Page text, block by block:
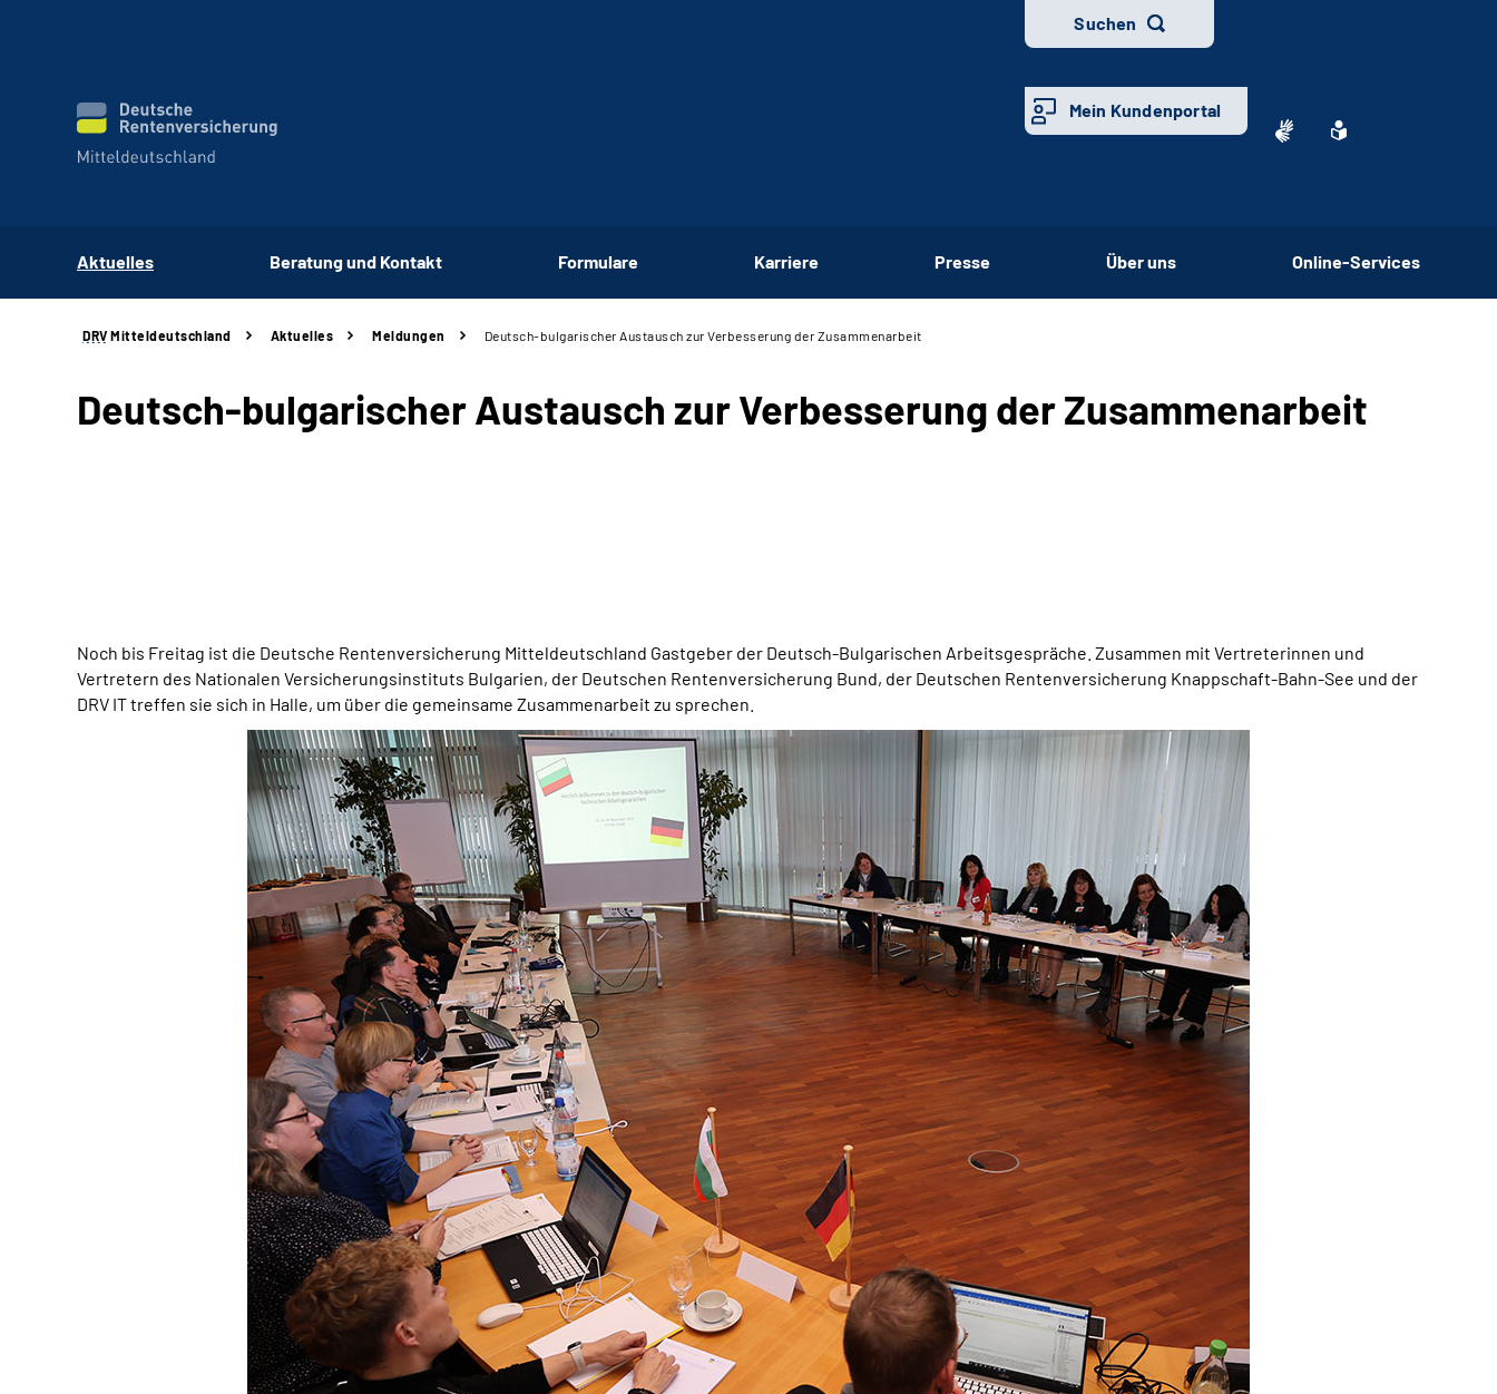
Suchen
Mein Kundenportal
Aktuelles Beratung und Kontakt Formulare Karriere Presse Über uns Online-Services
DRV Mitteldeutschland Aktuelles Meldungen Deutsch-bulgarischer Austausch zur Verbesserung der Zusammenarbeit
Deutsch-bulgarischer Austausch zur Verbesserung der Zusammenarbeit
Noch bis Freitag ist die Deutsche Rentenversicherung Mitteldeutschland Gastgeber der Deutsch-Bulgarischen Arbeitsgespräche. Zusammen mit Vertreterinnen und
Vertretern des Nationalen Versicherungsinstituts Bulgarien, der Deutschen Rentenversicherung Bund, der Deutschen Rentenversicherung Knappschaft-Bahn-See und der
DRV IT treffen sie sich in Halle, um über die gemeinsame Zusammenarbeit zu sprechen.